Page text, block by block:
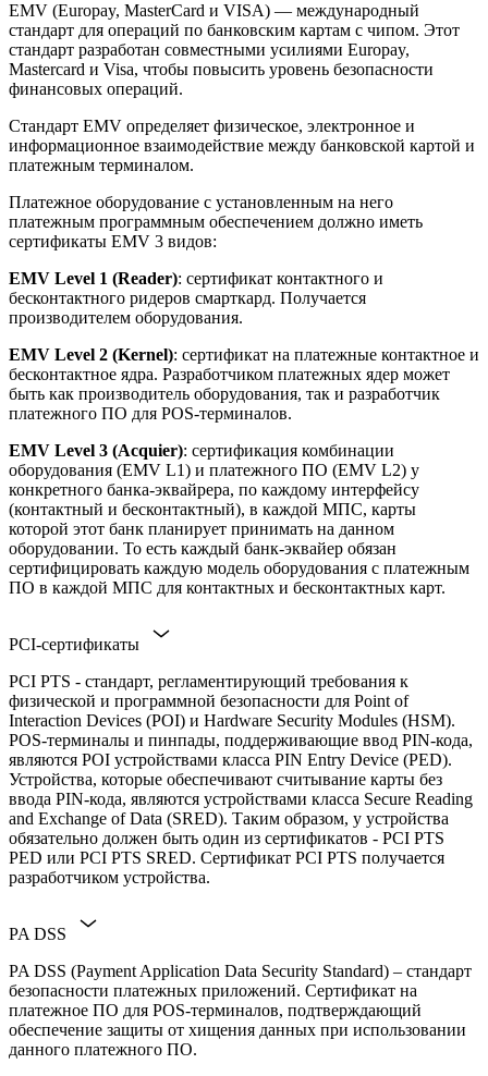
EMV (Europay, MasterCard и VISA) — международный
стандарт для операций по банковским картам с чипом. Этот
стандарт разработан совместными усилиями Europay,
Mastercard и Visa, чтобы повысить уровень безопасности
финансовых операций.
Стандарт EMV определяет физическое, электронное и
информационное взаимодействие между банковской картой и
платежным терминалом.
Платежное оборудование с установленным на него
платежным программным обеспечением должно иметь
сертификаты EMV 3 видов:
EMV Level 1 (Reader): сертификат контактного и
бесконтактного ридеров смарткард. Получается
производителем оборудования.
EMV Level 2 (Kernel): сертификат на платежные контактное и
бесконтактное ядра. Разработчиком платежных ядер может
быть как производитель оборудования, так и разработчик
платежного ПО для POS-терминалов.
EMV Level 3 (Acquier): сертификация комбинации
оборудования (EMV L1) и платежного ПО (EMV L2) у
конкретного банка-эквайрера, по каждому интерфейсу
(контактный и бесконтактный), в каждой МПС, карты
которой этот банк планирует принимать на данном
оборудовании. То есть каждый банк-эквайер обязан
сертифицировать каждую модель оборудования с платежным
ПО в каждой МПС для контактных и бесконтактных карт.
PCI-сертификаты
PCI PTS - стандарт, регламентирующий требования к
физической и программной безопасности для Point of
Interaction Devices (POI) и Hardware Security Modules (HSM).
POS-терминалы и пинпады, поддерживающие ввод PIN-кода,
являются POI устройствами класса PIN Entry Device (PED).
Устройства, которые обеспечивают считывание карты без
ввода PIN-кода, являются устройствами класса Secure Reading
and Exchange of Data (SRED). Таким образом, у устройства
обязательно должен быть один из сертификатов - PCI PTS
PED или PCI PTS SRED. Сертификат PCI PTS получается
разработчиком устройства.
PA DSS
PA DSS (Payment Application Data Security Standard) – стандарт
безопасности платежных приложений. Сертификат на
платежное ПО для POS-терминалов, подтверждающий
обеспечение защиты от хищения данных при использовании
данного платежного ПО.